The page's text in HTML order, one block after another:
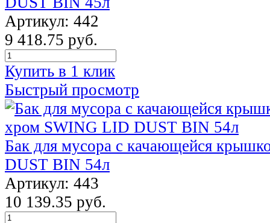
Артикул: 442
9 418.75 руб.
Купить в 1 клик
Быстрый просмотр
Бак для мусора с качающейся
DUST BIN 54л
Артикул: 443
10 139.35 руб.